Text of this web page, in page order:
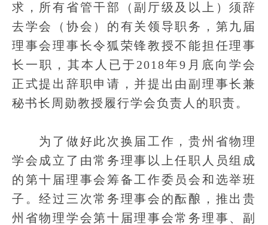
求，所有省管干部（副厅级及以上）须辞
去学会（协会）的有关领导职务，第九届
理事会理事长令狐荣锋教授不能担任理事
长一职，其本人已于2018年9月底向学会
正式提出辞职申请，并提出由副理事长兼
秘书长周勋教授履行学会负责人的职责。
为了做好此次换届工作，贵州省物理
学会成立了由常务理事以上任职人员组成
的第十届理事会筹备工作委员会和选举班
子。经过三次常务理事会的酝酿，推出贵
州省物理学会第十届理事会常务理事、副